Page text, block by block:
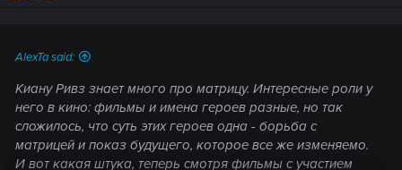
AlexTa said:
Киану Ривз знает много про матрицу. Интересные роли у
него в кино: фильмы и имена героев разные, но так
сложилось, что суть этих героев одна - борьба с
матрицей и показ будущего, которое все же изменяемо.
И вот какая штука, теперь смотря фильмы с участием